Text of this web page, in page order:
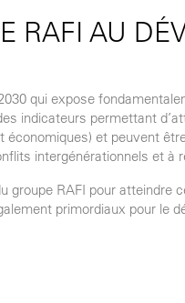
RAFI AU
qui expose
indicateurs permettant
et peuvent
intergénérationnels et à
groupe RAFI pour
primordiaux pour le